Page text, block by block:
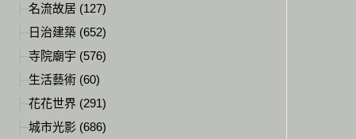
名流故居 (127)
日治建築 (652)
寺院廟宇 (576)
生活藝術 (60)
花花世界 (291)
城市光影 (686)